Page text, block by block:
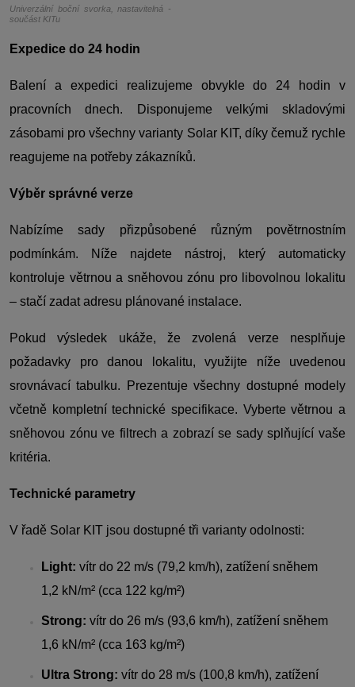
Univerzální boční svorka, nastavitelná -
součást KITu
Expedice do 24 hodin
Balení a expedici realizujeme obvykle do 24 hodin v
pracovních dnech. Disponujeme velkými skladovými
zásobami pro všechny varianty Solar KIT, díky čemuž rychle
reagujeme na potřeby zákazníků.
Výběr správné verze
Nabízíme sady přizpůsobené různým povětrnostním
podmínkám. Níže najdete nástroj, který automaticky
kontroluje větrnou a sněhovou zónu pro libovolnou lokalitu
– stačí zadat adresu plánované instalace.
Pokud výsledek ukáže, že zvolená verze nesplňuje
požadavky pro danou lokalitu, využijte níže uvedenou
srovnávací tabulku. Prezentuje všechny dostupné modely
včetně kompletní technické specifikace. Vyberte větrnou a
sněhovou zónu ve filtrech a zobrazí se sady splňující vaše
kritéria.
Technické parametry
V řadě Solar KIT jsou dostupné tři varianty odolnosti:
Light: vítr do 22 m/s (79,2 km/h), zatížení sněhem
1,2 kN/m² (cca 122 kg/m²)
Strong: vítr do 26 m/s (93,6 km/h), zatížení sněhem
1,6 kN/m² (cca 163 kg/m²)
Ultra Strong: vítr do 28 m/s (100,8 km/h), zatížení